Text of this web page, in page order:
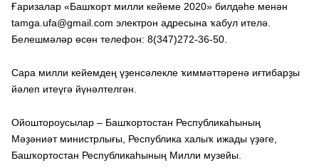
Ғаризалар «Башҡорт милли кейеме 2020» билдәһе менән
tamga.ufa@gmail.com электрон адресына ҡабул ителә.
Белешмәләр өсөн телефон: 8(347)272-36-50.
Сара милли кейемдең үҙенсәлекле ҡиммәттәренә иғтибарҙы
йәлеп итеүгә йүнәлтелгән.
Ойоштороусылар – Башҡортостан Республикаһының
Мәҙәниәт министрлығы, Республика халыҡ ижады үҙәге,
Башҡортостан Республикаһының Милли музейы.